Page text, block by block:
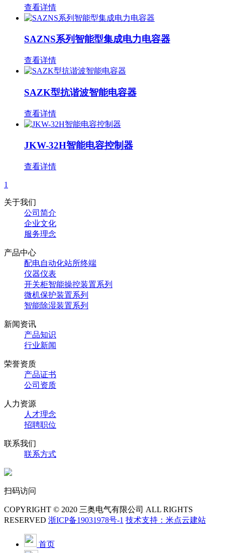
查看详情
SAZNS系列智能型集成电力电容器
查看详情
SAZK型抗谐波智能电容器
查看详情
JKW-32H智能电容控制器
查看详情
1
关于我们
公司简介
企业文化
服务理念
产品中心
配电自动化站所终端
仪器仪表
开关柜智能操控装置系列
微机保护装置系列
智能除湿装置系列
新闻资讯
产品知识
行业新闻
荣誉资质
产品证书
公司资质
人力资源
人才理念
招聘职位
联系我们
联系方式
扫码访问
COPYRIGHT © 2020 三奥电气有限公司 ALL RIGHTS
RESERVED 浙ICP备19031978号-1 技术支持：米点云建站
首页